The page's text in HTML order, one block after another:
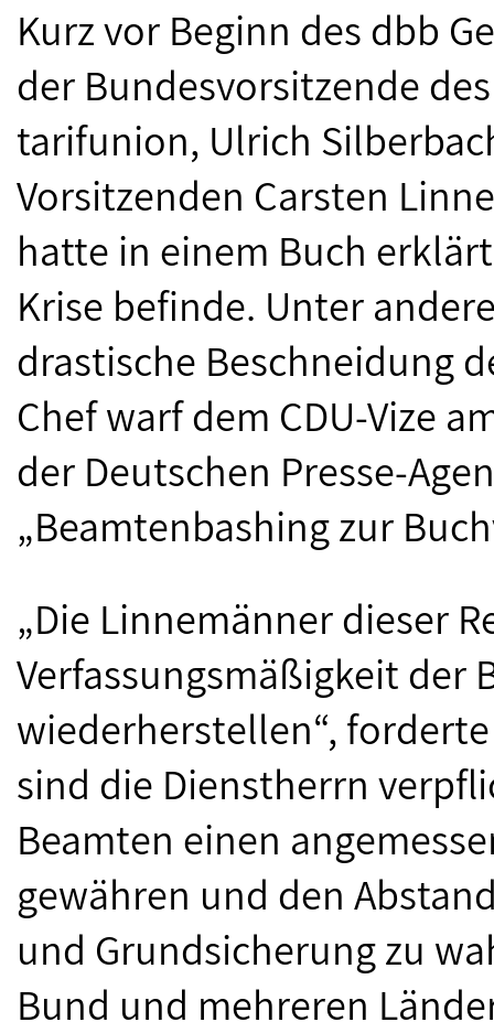
Kurz vor Beginn des dbb
der Bundesvorsitzende
tarifunion, Ulrich
Vorsitzenden Carsten
hatte in einem Buch
Krise befinde. Unter
drastische Beschneidung
Chef warf dem CDU-Vize
der Deutschen Presse-
„Beamtenbashing zur
„Die Linnemänner dieser
Verfassungsmäßigkeit der
wiederherstellen“,
sind die Dienstherrn
Beamten einen
gewähren und den
und Grundsicherung zu
Bund und mehreren